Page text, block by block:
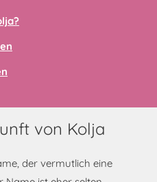
von Kolja
der vermutlich eine